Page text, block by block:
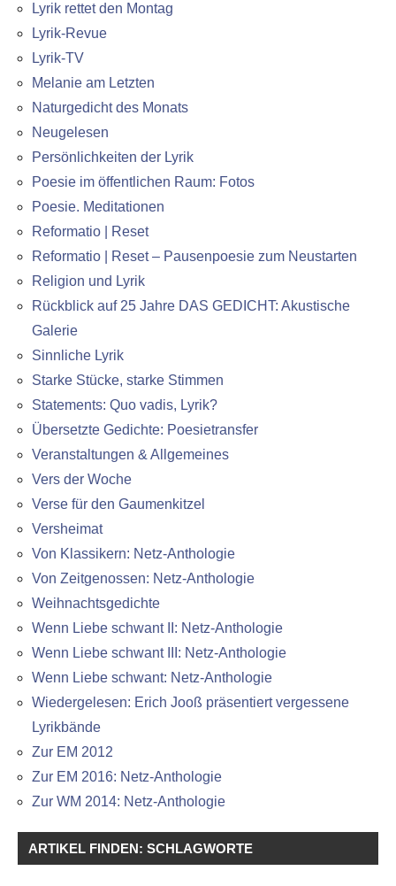
Lyrik rettet den Montag
Lyrik-Revue
Lyrik-TV
Melanie am Letzten
Naturgedicht des Monats
Neugelesen
Persönlichkeiten der Lyrik
Poesie im öffentlichen Raum: Fotos
Poesie. Meditationen
Reformatio | Reset
Reformatio | Reset – Pausenpoesie zum Neustarten
Religion und Lyrik
Rückblick auf 25 Jahre DAS GEDICHT: Akustische
Galerie
Sinnliche Lyrik
Starke Stücke, starke Stimmen
Statements: Quo vadis, Lyrik?
Übersetzte Gedichte: Poesietransfer
Veranstaltungen & Allgemeines
Vers der Woche
Verse für den Gaumenkitzel
Versheimat
Von Klassikern: Netz-Anthologie
Von Zeitgenossen: Netz-Anthologie
Weihnachtsgedichte
Wenn Liebe schwant II: Netz-Anthologie
Wenn Liebe schwant III: Netz-Anthologie
Wenn Liebe schwant: Netz-Anthologie
Wiedergelesen: Erich Jooß präsentiert vergessene
Lyrikbände
Zur EM 2012
Zur EM 2016: Netz-Anthologie
Zur WM 2014: Netz-Anthologie
ARTIKEL FINDEN: SCHLAGWORTE